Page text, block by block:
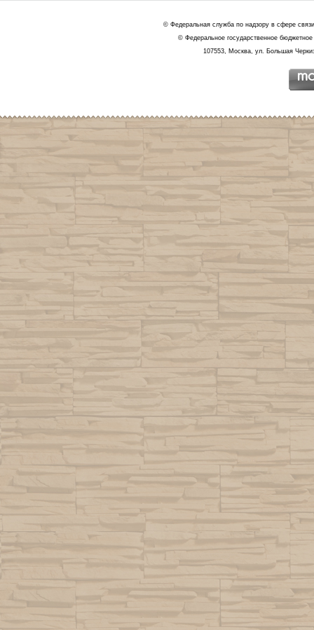
© Федеральная служба по надзору в сфере
© Федеральное государственное
107553, Москва, ул. Большая